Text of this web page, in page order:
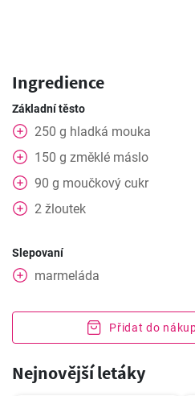
Ingredience
Základní těsto
250 g hladká mouka
150 g změklé máslo
90 g moučkový cukr
2 žloutek
Slepovaní
marmeláda
Přidat do
Nejnovější letáky